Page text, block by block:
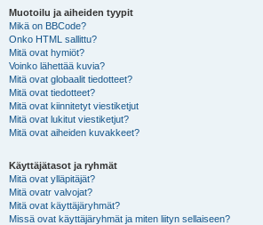
Muotoilu ja aiheiden tyypit
Mikä on BBCode?
Onko HTML sallittu?
Mitä ovat hymiöt?
Voinko lähettää kuvia?
Mitä ovat globaalit tiedotteet?
Mitä ovat tiedotteet?
Mitä ovat kiinnitetyt viestiketjut
Mitä ovat lukitut viestiketjut?
Mitä ovat aiheiden kuvakkeet?
Käyttäjätasot ja ryhmät
Mitä ovat ylläpitäjät?
Mitä ovatr valvojat?
Mitä ovat käyttäjäryhmät?
Missä ovat käyttäjäryhmät ja miten liityn sellaiseen?